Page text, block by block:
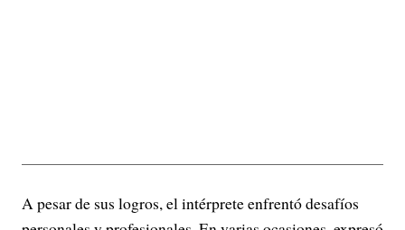
A pesar de sus logros, el intérprete enfrentó desafíos